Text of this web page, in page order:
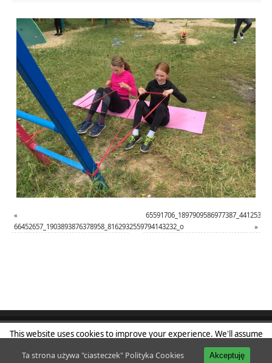
«
66452657_1903893876378958_8162932559794143232_o
»
This website uses cookies to improve your experience. We'll assume
Accept
Read
Ta strona używa "ciasteczek" Polityka Cookies Akceptuję